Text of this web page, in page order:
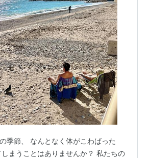
季節、 なんとなく体がこわばった
まうことはありませんか？ 私たちの